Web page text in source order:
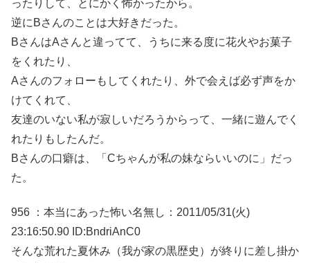
ったりして、とにかく怖かったから。
逆にBさんのことは大好きだった。
BさんはAさんと違ってて、うちに来る度に花火やお菓子
をくれたり、
Aさんのフォローもしてくれたり、外で会えば必ず声をか
けてくれて、
友達のいない私が寂しいだろうからって、一緒に遊んでく
れたりもしたんだ。
Bさんの口癖は、「Cちゃんが私の妹ならいいのに」だっ
た。
956 ：本当にあった怖い名無し：2011/05/31(火)
23:16:50.90 ID:BndriAnC0
そんな荒れた夏休み（我が家の黒歴史）が終りに差し掛か